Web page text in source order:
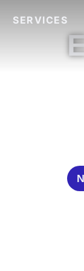
SERVICES